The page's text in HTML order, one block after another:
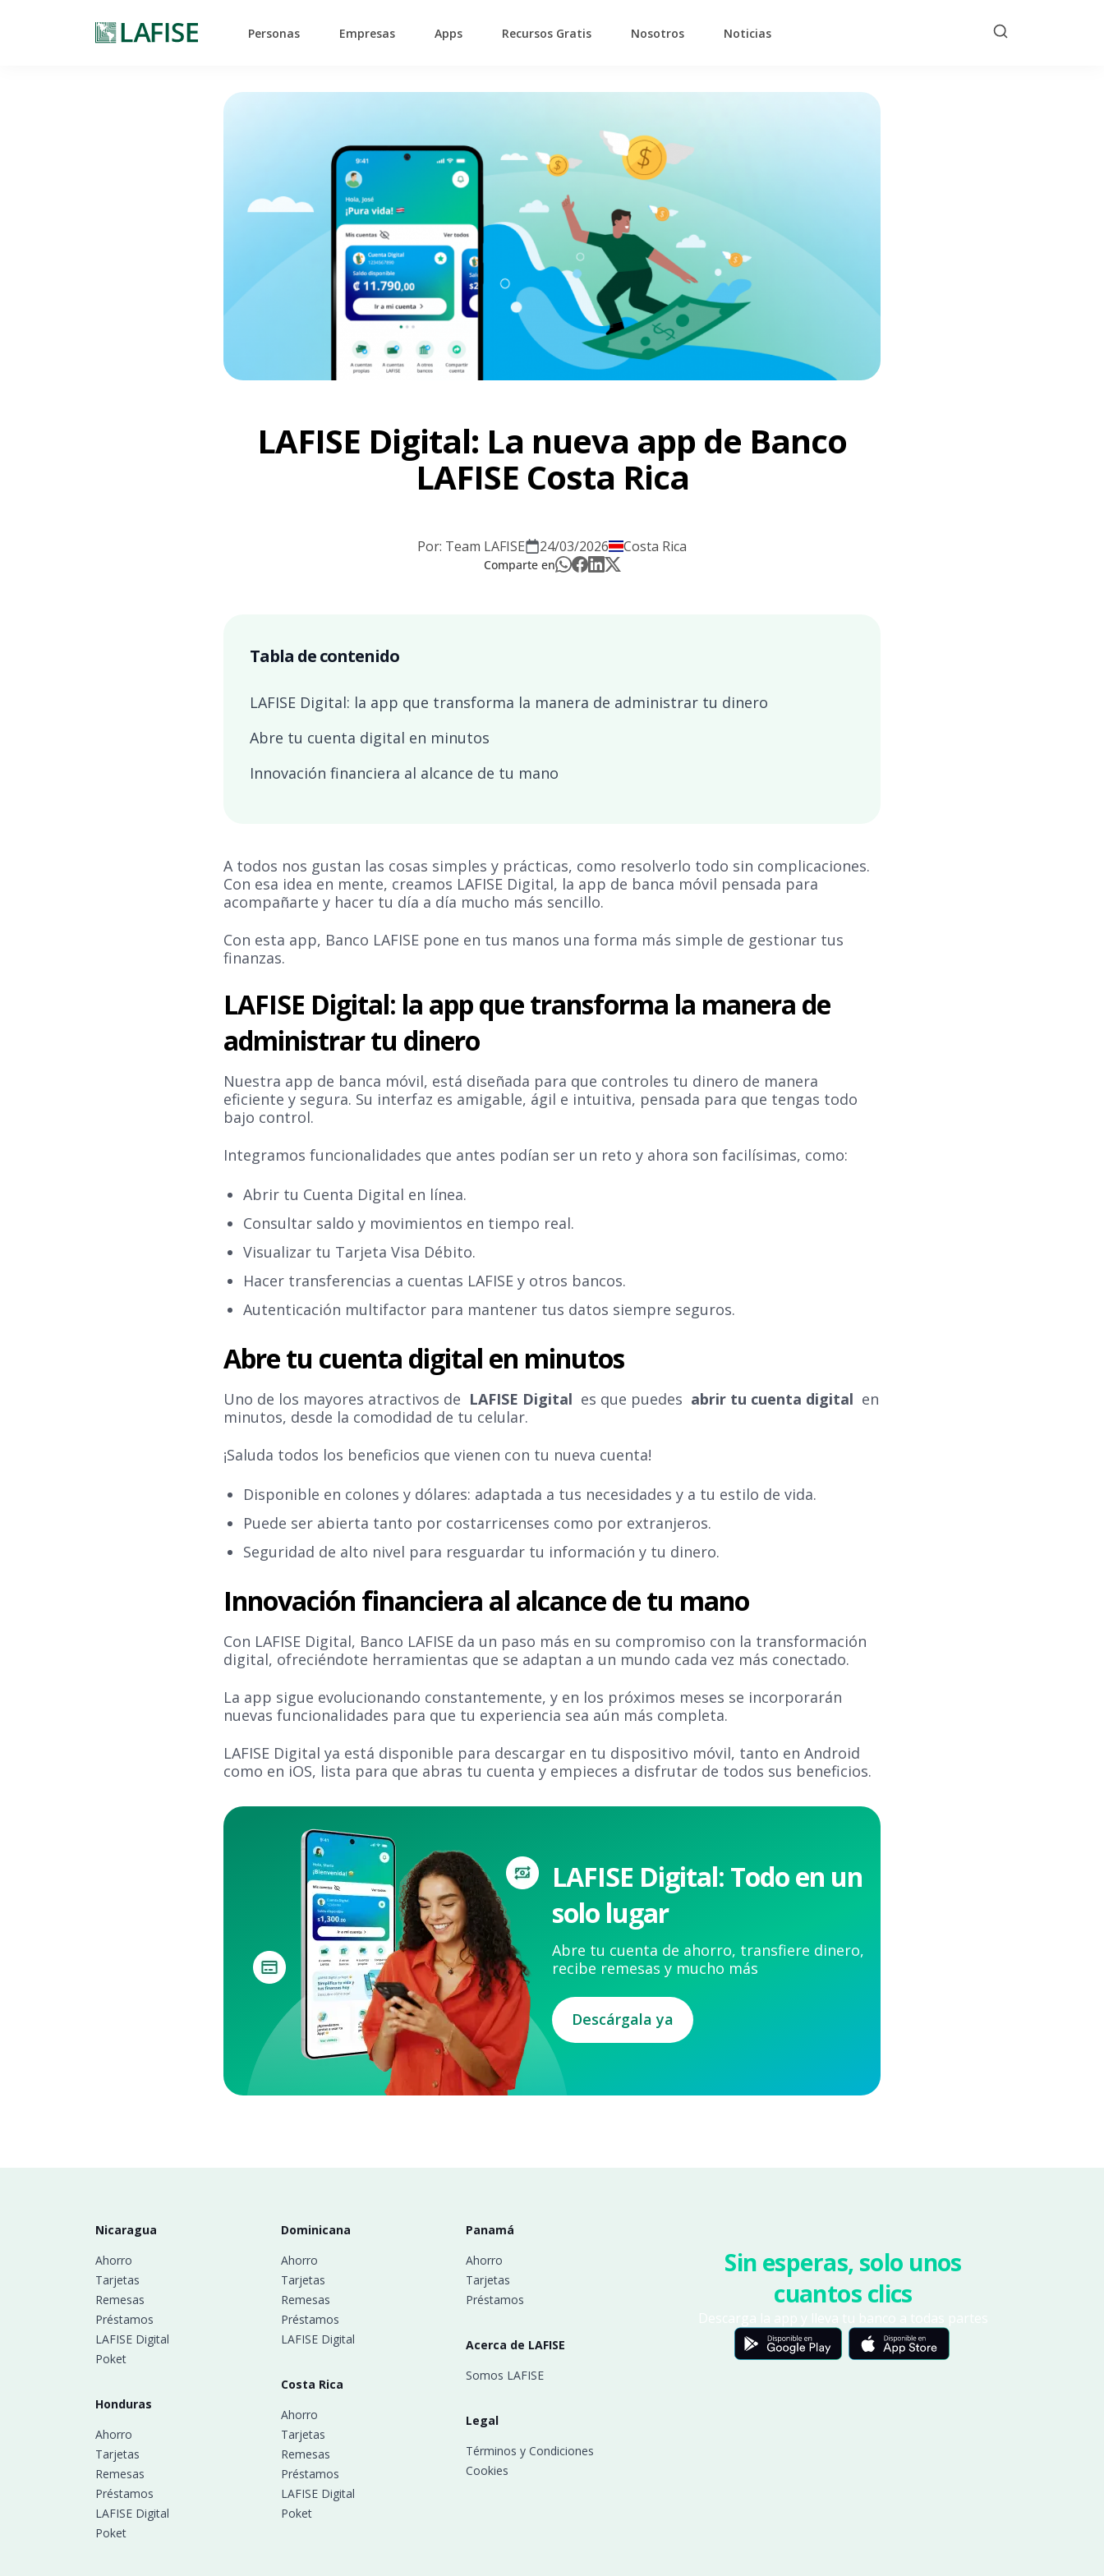
Personas Empresas Apps Recursos Gratis Nosotros Noticias
LAFISE Digital: La nueva app de Banco
LAFISE Costa Rica
Por: Team LAFISE 24/03/2026 Costa Rica
Comparte en
Tabla de contenido
LAFISE Digital: la app que transforma la manera de administrar tu dinero
Abre tu cuenta digital en minutos
Innovación financiera al alcance de tu mano
A todos nos gustan las cosas simples y prácticas, como resolverlo todo sin complicaciones.
Con esa idea en mente, creamos LAFISE Digital, la app de banca móvil pensada para
acompañarte y hacer tu día a día mucho más sencillo.
Con esta app, Banco LAFISE pone en tus manos una forma más simple de gestionar tus
finanzas.
LAFISE Digital: la app que transforma la manera de
administrar tu dinero
Nuestra app de banca móvil, está diseñada para que controles tu dinero de manera
eficiente y segura. Su interfaz es amigable, ágil e intuitiva, pensada para que tengas todo
bajo control.
Integramos funcionalidades que antes podían ser un reto y ahora son facilísimas, como:
Abrir tu Cuenta Digital en línea.
Consultar saldo y movimientos en tiempo real.
Visualizar tu Tarjeta Visa Débito.
Hacer transferencias a cuentas LAFISE y otros bancos.
Autenticación multifactor para mantener tus datos siempre seguros.
Abre tu cuenta digital en minutos
Uno de los mayores atractivos de LAFISE Digital es que puedes abrir tu cuenta digital en
minutos, desde la comodidad de tu celular.
¡Saluda todos los beneficios que vienen con tu nueva cuenta!
Disponible en colones y dólares: adaptada a tus necesidades y a tu estilo de vida.
Puede ser abierta tanto por costarricenses como por extranjeros.
Seguridad de alto nivel para resguardar tu información y tu dinero.
Innovación financiera al alcance de tu mano
Con LAFISE Digital, Banco LAFISE da un paso más en su compromiso con la transformación
digital, ofreciéndote herramientas que se adaptan a un mundo cada vez más conectado.
La app sigue evolucionando constantemente, y en los próximos meses se incorporarán
nuevas funcionalidades para que tu experiencia sea aún más completa.
LAFISE Digital ya está disponible para descargar en tu dispositivo móvil, tanto en Android
como en iOS, lista para que abras tu cuenta y empieces a disfrutar de todos sus beneficios.
LAFISE Digital: Todo en un
solo lugar
Abre tu cuenta de ahorro, transfiere dinero,
recibe remesas y mucho más
Descárgala ya
Nicaragua
Ahorro
Tarjetas
Remesas
Préstamos
LAFISE Digital
Poket
Honduras
Ahorro
Tarjetas
Remesas
Préstamos
LAFISE Digital
Poket
Dominicana
Ahorro
Tarjetas
Remesas
Préstamos
LAFISE Digital
Costa Rica
Ahorro
Tarjetas
Remesas
Préstamos
LAFISE Digital
Poket
Panamá
Ahorro
Tarjetas
Préstamos
Acerca de LAFISE
Somos LAFISE
Legal
Términos y Condiciones
Cookies
Sin esperas, solo unos
cuantos clics